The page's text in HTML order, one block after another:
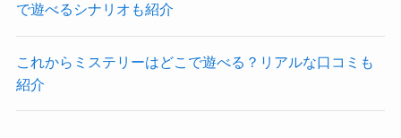
で遊べるシナリオも紹介
これからミステリーはどこで遊べる？リアルな口コミも
紹介